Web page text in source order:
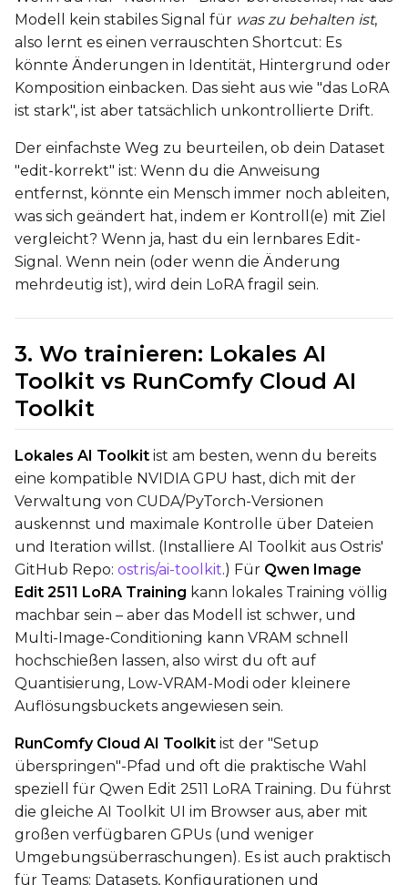
Caption Dropout Rate
Settings
Toggle Cache Latents
Cache Latents
ToggleIs
Is Regularization
Flipping
ToggleFlip X
Flip X
ToggleFlip Y
Flip Y
Toggle 256
256
Toggle512
512
SAMPLE
Sample Every
Sampler
FlowMatch
Sample Steps
Width
Modell kein stabiles Signal für was zu behalten ist,
also lernt es einen verrauschten Shortcut: Es
könnte Änderungen in Identität, Hintergrund oder
Komposition einbacken. Das sieht aus wie "das LoRA
ist stark", ist aber tatsächlich unkontrollierte Drift.
Der einfachste Weg zu beurteilen, ob dein Dataset
"edit-korrekt" ist: Wenn du die Anweisung
entfernst, könnte ein Mensch immer noch ableiten,
was sich geändert hat, indem er Kontroll(e) mit Ziel
vergleicht? Wenn ja, hast du ein lernbares Edit-
Signal. Wenn nein (oder wenn die Änderung
mehrdeutig ist), wird dein LoRA fragil sein.
3. Wo trainieren: Lokales AI
Toolkit vs RunComfy Cloud AI
Toolkit
Lokales AI Toolkit ist am besten, wenn du bereits
eine kompatible NVIDIA GPU hast, dich mit der
Verwaltung von CUDA/PyTorch-Versionen
auskennst und maximale Kontrolle über Dateien
und Iteration willst. (Installiere AI Toolkit aus Ostris'
GitHub Repo: ostris/ai-toolkit.) Für Qwen Image
Edit 2511 LoRA Training kann lokales Training völlig
machbar sein – aber das Modell ist schwer, und
Multi-Image-Conditioning kann VRAM schnell
hochschießen lassen, also wirst du oft auf
Quantisierung, Low-VRAM-Modi oder kleinere
Auflösungsbuckets angewiesen sein.
RunComfy Cloud AI Toolkit ist der "Setup
überspringen"-Pfad und oft die praktische Wahl
speziell für Qwen Edit 2511 LoRA Training. Du führst
die gleiche AI Toolkit UI im Browser aus, aber mit
großen verfügbaren GPUs (und weniger
Umgebungsüberraschungen). Es ist auch praktisch
für Teams: Datasets, Konfigurationen und